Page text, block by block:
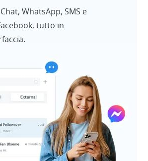
WhatsApp, SMS e
tutto in